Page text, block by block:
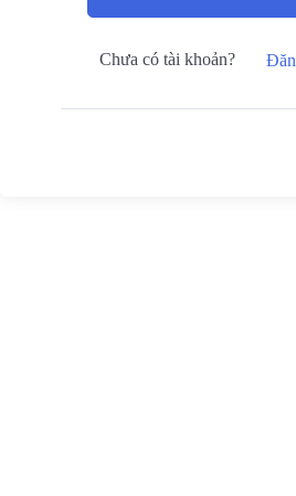
Chưa có tài khoản?